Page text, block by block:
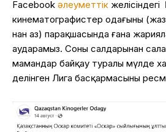
Facebook әлеуметтік
кинематографистер одағының
нан аз) парақшасында ғана
аударамыз. Соның салдарынан
мамандар байқау туралы мүлде
делінген Лига басқармасының